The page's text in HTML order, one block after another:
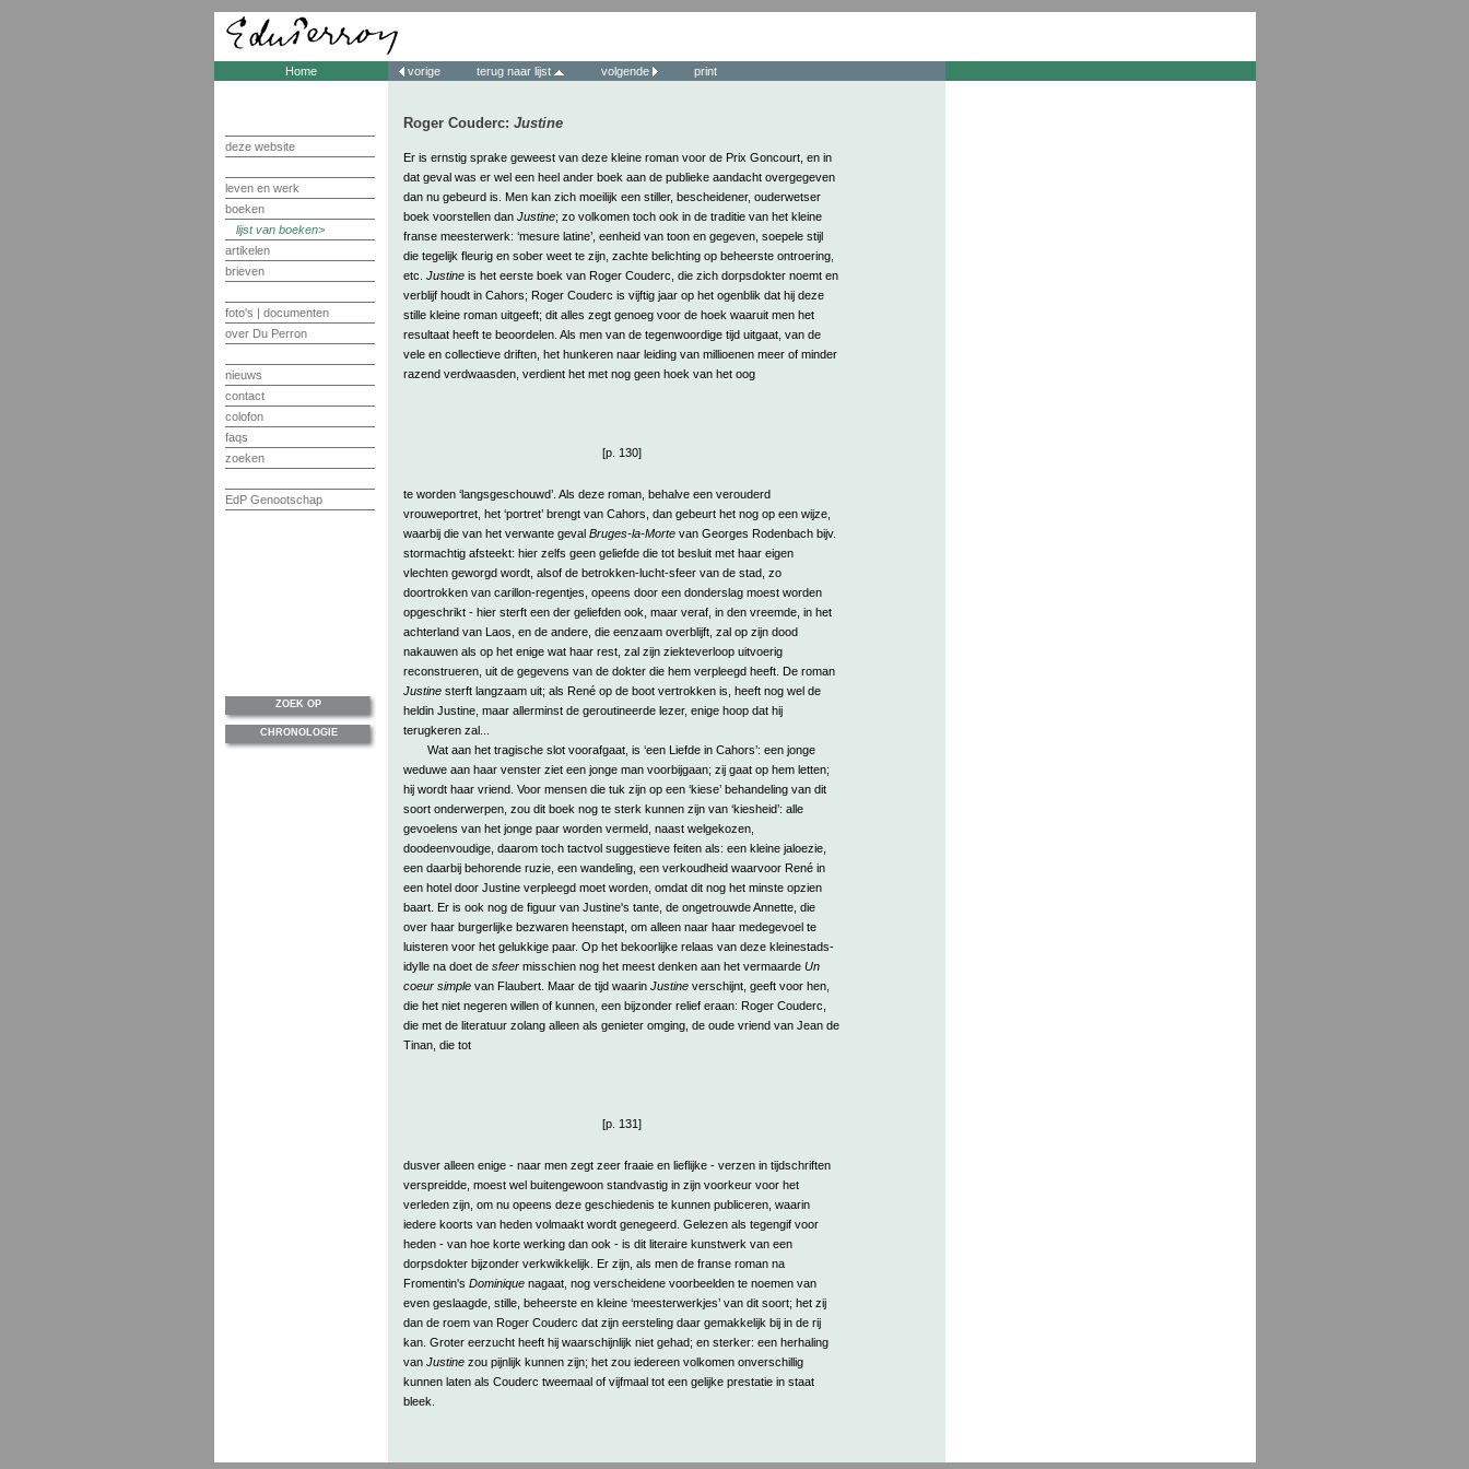
Home
deze website
leven en werk
boeken
lijst van boeken
artikelen
brieven
foto's | documenten
over Du Perron
nieuws
contact
colofon
faqs
zoeken
EdP Genootschap
vorige terug naar lijst volgende print
Roger Couderc: Justine
Er is ernstig sprake geweest van deze kleine roman voor de Prix Goncourt, en in
dat geval was er wel een heel ander boek aan de publieke aandacht overgegeven
dan nu gebeurd is. Men kan zich moeilijk een stiller, bescheidener, ouderwetser
boek voorstellen dan Justine; zo volkomen toch ook in de traditie van het kleine
franse meesterwerk: ‘mesure latine’, eenheid van toon en gegeven, soepele stijl
die tegelijk fleurig en sober weet te zijn, zachte belichting op beheerste ontroering,
etc. Justineis het eerste boek van Roger Couderc, die zich dorpsdokter noemt en
verblijf houdt in Cahors; Roger Couderc is vijftig jaar op het ogenblik dat hij deze
stille kleine roman uitgeeft; dit alles zegt genoeg voor de hoek waaruit men het
resultaat heeft te beoordelen. Als men van de tegenwoordige tijd uitgaat, van de
vele en collectieve driften, het hunkeren naar leiding van millioenen meer of minder
razend verdwaasden, verdient het met nog geen hoek van het oog
[p. 130]
te worden ‘langsgeschouwd’. Als deze roman, behalve een verouderd
vrouweportret, het ‘portret’ brengt van Cahors, dan gebeurt het nog op een wijze,
waarbij die van het verwante geval Bruges-la-Mortevan Georges Rodenbach bijv.
stormachtig afsteekt: hier zelfs geen geliefde die tot besluit met haar eigen
vlechten geworgd wordt, alsof de betrokken-lucht-sfeer van de stad, zo
doortrokken van carillon-regentjes, opeens door een donderslag moest worden
opgeschrikt - hier sterft een der geliefden ook, maar veraf, in den vreemde, in het
achterland van Laos, en de andere, die eenzaam overblijft, zal op zijn dood
nakauwen als op het enige wat haar rest, zal zijn ziekteverloop uitvoerig
reconstrueren, uit de gegevens van de dokter die hem verpleegd heeft. De roman
Justinesterft langzaam uit; als René op de boot vertrokken is, heeft nog wel de
heldin Justine, maar allerminst de geroutineerde lezer, enige hoop dat hij
terugkeren zal...
Wat aan het tragische slot voorafgaat, is ‘een Liefde in Cahors’: een jonge
weduwe aan haar venster ziet een jonge man voorbijgaan; zij gaat op hem letten;
hij wordt haar vriend. Voor mensen die tuk zijn op een ‘kiese’ behandeling van dit
soort onderwerpen, zou dit boek nog te sterk kunnen zijn van ‘kiesheid’: alle
gevoelens van het jonge paar worden vermeld, naast welgekozen,
doodeenvoudige, daarom toch tactvol suggestieve feiten als: een kleine jaloezie,
een daarbij behorende ruzie, een wandeling, een verkoudheid waarvoor René in
een hotel door Justine verpleegd moet worden, omdat dit nog het minste opzien
baart. Er is ook nog de figuur van Justine's tante, de ongetrouwde Annette, die
over haar burgerlijke bezwaren heenstapt, om alleen naar haar medegevoel te
luisteren voor het gelukkige paar. Op het bekoorlijke relaas van deze kleinestads-
idylle na doet de sfeermisschien nog het meest denken aan het vermaarde Un
coeur simplevan Flaubert. Maar de tijd waarin Justineverschijnt, geeft voor hen,
die het niet negeren willen of kunnen, een bijzonder relief eraan: Roger Couderc,
die met de literatuur zolang alleen als genieter omging, de oude vriend van Jean de
Tinan, die tot
[p. 131]
dusver alleen enige - naar men zegt zeer fraaie en lieflijke - verzen in tijdschriften
verspreidde, moest wel buitengewoon standvastig in zijn voorkeur voor het
verleden zijn, om nu opeens deze geschiedenis te kunnen publiceren, waarin
iedere koorts van heden volmaakt wordt genegeerd. Gelezen als tegengif voor
heden - van hoe korte werking dan ook - is dit literaire kunstwerk van een
dorpsdokter bijzonder verkwikkelijk. Er zijn, als men de franse roman na
Fromentin's Dominiquenagaat, nog verscheidene voorbeelden te noemen van
even geslaagde, stille, beheerste en kleine ‘meesterwerkjes’ van dit soort; het zij
dan de roem van Roger Couderc dat zijn eersteling daar gemakkelijk bij in de rij
kan. Groter eerzucht heeft hij waarschijnlijk niet gehad; en sterker: een herhaling
van Justinezou pijnlijk kunnen zijn; het zou iedereen volkomen onverschillig
kunnen laten als Couderc tweemaal of vijfmaal tot een gelijke prestatie in staat
bleek.
ZOEK OP
CHRONOLOGIE